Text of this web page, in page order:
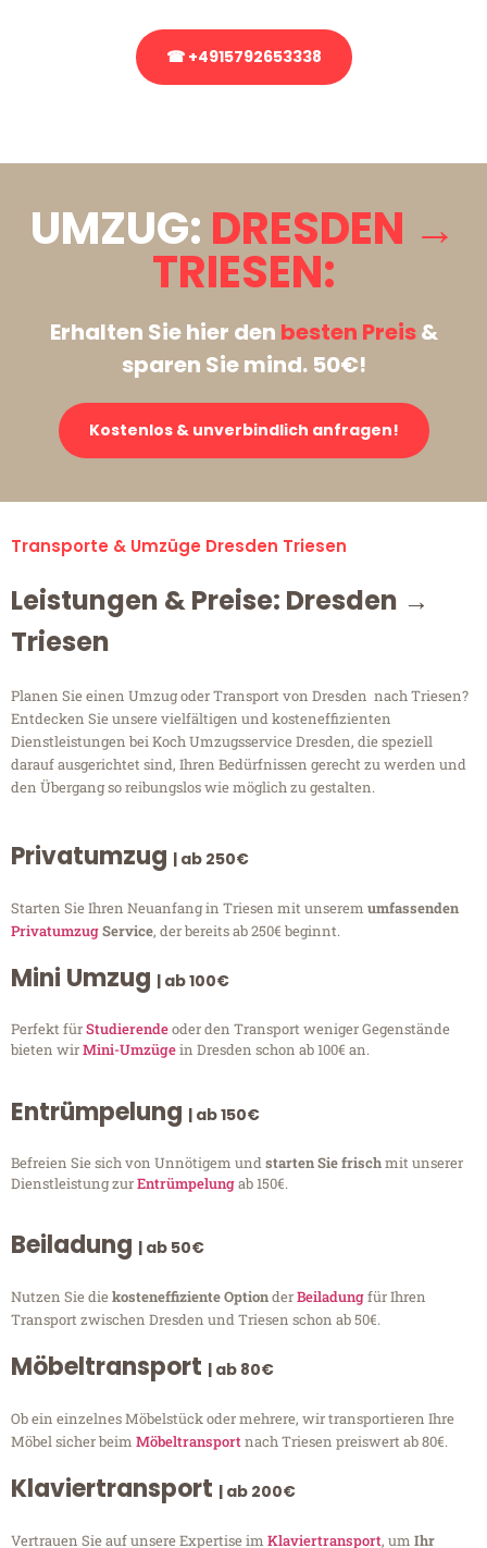
☎ +4915792653338
UMZUG: DRESDEN →
TRIESEN:
Erhalten Sie hier den besten Preis&
sparen Sie mind. 50€!
Kostenlos & unverbindlich anfragen!
Transporte & Umzüge Dresden Triesen
Leistungen & Preise: Dresden →
Triesen
Planen Sie einen Umzug oder Transport von Dresden nach Triesen?
Entdecken Sie unsere vielfältigen und kosteneffizienten
Dienstleistungen bei Koch Umzugsservice Dresden, die speziell
darauf ausgerichtet sind, Ihren Bedürfnissen gerecht zu werden und
den Übergang so reibungslos wie möglich zu gestalten.
Privatumzug | ab 250€
Starten Sie Ihren Neuanfang in Triesen mit unserem umfassenden
PrivatumzugService, der bereits ab 250€ beginnt.
Mini Umzug | ab 100€
Perfekt fürStudierendeoder den Transport weniger Gegenstände
bieten wirMini-Umzügein Dresden schon ab 100€ an.
Entrümpelung | ab 150€
Befreien Sie sich von Unnötigem undstarten Sie frischmit unserer
Dienstleistung zurEntrümpelungab 150€.
Beiladung | ab 50€
Nutzen Sie diekosteneffiziente OptionderBeiladungfür Ihren
Transport zwischen Dresden und Triesen schon ab 50€.
Möbeltransport | ab 80€
Ob ein einzelnes Möbelstück oder mehrere, wir transportieren Ihre
Möbel sicher beim Möbeltransportnach Triesen preiswert ab 80€.
Klaviertransport | ab 200€
Vertrauen Sie auf unsere Expertise im Klaviertransport, um Ihr